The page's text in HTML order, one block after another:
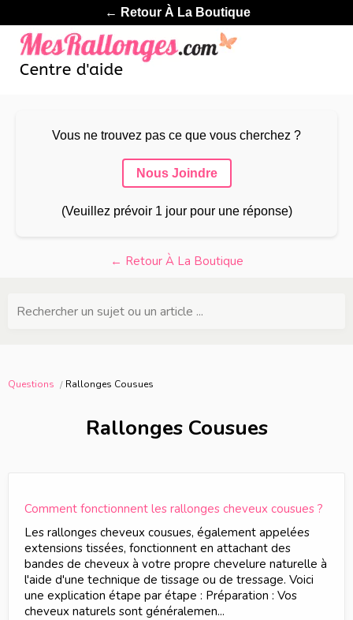
← Retour À La Boutique
Vous ne trouvez pas ce que vous cherchez ?
Nous Joindre
(Veuillez prévoir 1 jour pour une réponse)
← Retour À La Boutique
Rechercher un sujet ou un article ...
Questions Rallonges Cousues
Rallonges Cousues
Comment fonctionnent les rallonges cheveux cousues ?
Les rallonges cheveux cousues, également appelées
extensions tissées, fonctionnent en attachant des
bandes de cheveux à votre propre chevelure naturelle à
l'aide d'une technique de tissage ou de tressage. Voici
une explication étape par étape : Préparation : Vos
cheveux naturels sont généralemen...